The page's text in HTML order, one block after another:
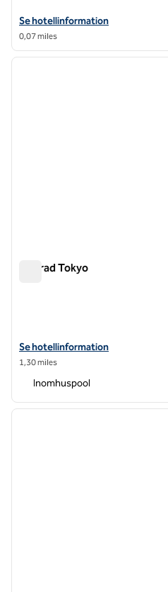
Visa hotelluppgifter för The Tokyo
Se hotellinformation
0,07 miles
1 av 12
Conrad Tokyo
Visa hotelluppgifter för Conrad
Se hotellinformation
1,30 miles
Inomhuspool
1 av 12